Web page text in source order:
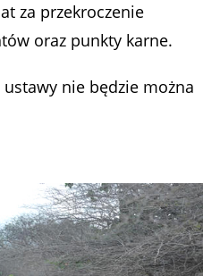
za przekroczenie
oraz punkty karne.
nie będzie można